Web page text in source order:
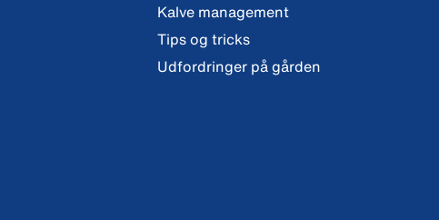
Kalve management
Tips og tricks
Udfordringer på gården